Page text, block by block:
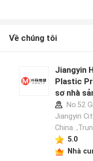
Về chúng tôi
Jiangyin
Plastic
sơ nhà
No.52
Jiangyin
China.
5.0
Nhà